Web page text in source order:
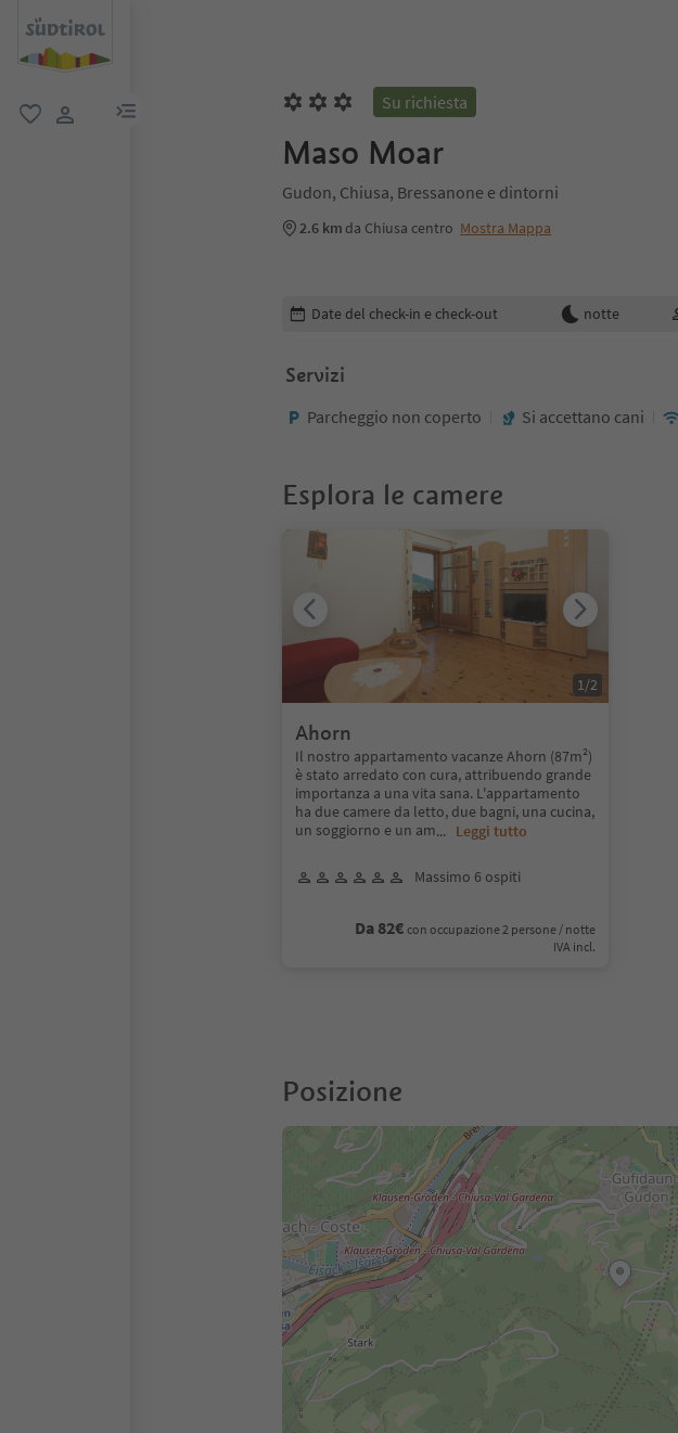
menu link Su richiesta
Maso Moar
Gudon, Chiusa, Bressanone e dintorni
2.6 km da Chiusa centro Mostra Mappa
Modifica i dettagli della prenotazione
Date del check-in e check-out notte
Servizi
Parcheggio non coperto Si accettano cani
Esplora le camere
Ahorn
Il nostro appartamento vacanze Ahorn (87m²)
è stato arredato con cura, attribuendo grande
importanza a una vita sana. L'appartamento
ha due camere da letto, due bagni, una cucina,
un soggiorno e un am... Leggi tutto
Massimo 6 ospiti
Da 82€ con occupazione 2 persone / notte
IVA incl.
1/2
Posizione